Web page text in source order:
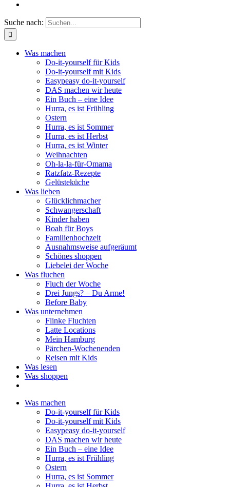
Suche nach:
Was machen
Do-it-yourself für Kids
Do-it-yourself mit Kids
Easypeasy do-it-yourself
DAS machen wir heute
Ein Buch – eine Idee
Hurra, es ist Frühling
Ostern
Hurra, es ist Sommer
Hurra, es ist Herbst
Hurra, es ist Winter
Weihnachten
Oh-la-la-für-Omama
Ratzfatz-Rezepte
Gelüsteküche
Was lieben
Glücklichmacher
Schwangerschaft
Kinder haben
Boah für Boys
Familienhochzeit
Ausnahmsweise aufgeräumt
Schönes shoppen
Liebelei der Woche
Was fluchen
Fluch der Woche
Drei Jungs? – Du Arme!
Before Baby
Was unternehmen
Flinke Fluchten
Latte Locations
Mein Hamburg
Pärchen-Wochenenden
Reisen mit Kids
Was lesen
Was shoppen
Was machen
Do-it-yourself für Kids
Do-it-yourself mit Kids
Easypeasy do-it-yourself
DAS machen wir heute
Ein Buch – eine Idee
Hurra, es ist Frühling
Ostern
Hurra, es ist Sommer